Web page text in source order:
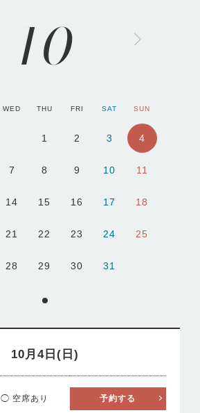
10
WED THU FRI SAT SUN
1 2 3 4
7 8 9 10 11
14 15 16 17 18
21 22 23 24 25
28 29 30 31
10月4日(日)
◯ 空席あり 予約する